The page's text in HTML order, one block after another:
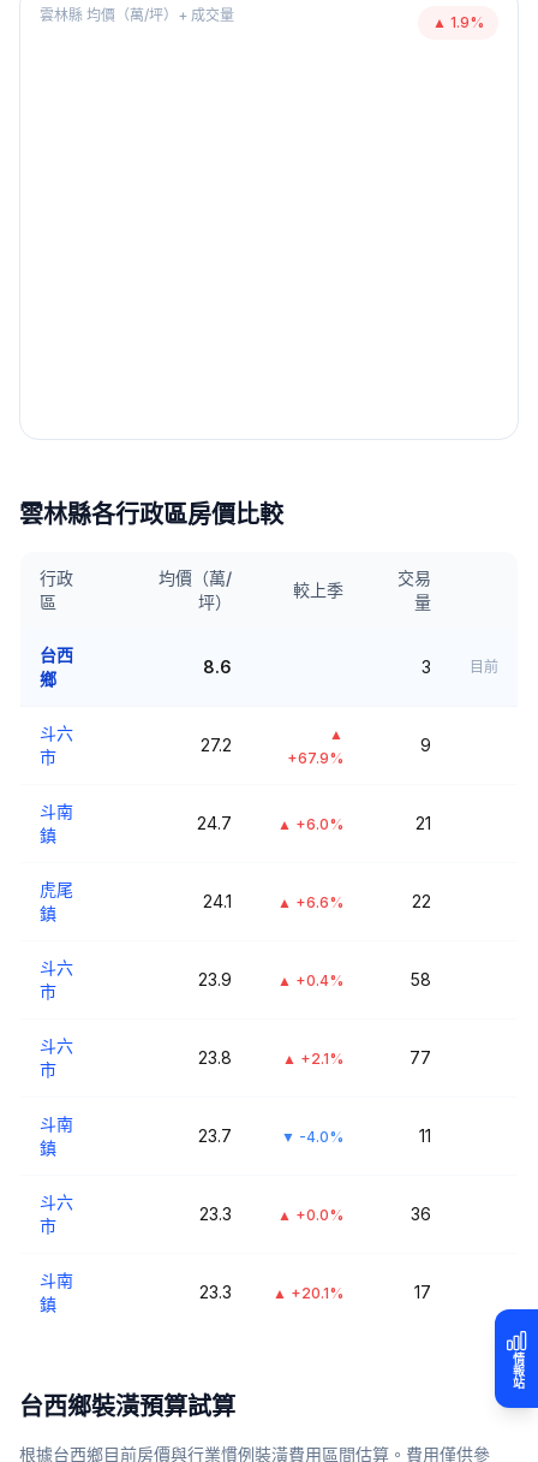
雲林縣 均價（萬/坪）+ 成交量 ▲ 1.9%
雲林縣各行政區房價比較
行政
區
均價（萬/
坪）
較上季
交易
量
台西
鄉
8.6 3 目前
斗六
市
27.2
▲
+67.9%
9
斗南
鎮
24.7 ▲ +6.0% 21
虎尾
鎮
24.1 ▲ +6.6% 22
斗六
市
23.9 ▲ +0.4% 58
斗六
市
23.8 ▲ +2.1% 77
斗南
鎮
23.7 ▼ -4.0% 11
斗六
市
23.3 ▲ +0.0% 36
斗南
鎮
23.3 ▲ +20.1% 17
台西鄉裝潢預算試算
根據台西鄉目前房價與行業慣例裝潢費用區間估算。費用僅供參
情報站